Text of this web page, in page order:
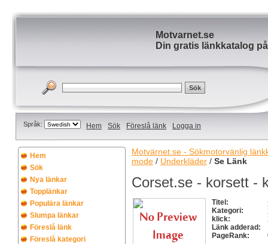
Motvarnet.se
Din gratis länkkatalog
Språk: Hem Sök Föreslå länk Logga in
Hem
Sök
Nya länkar
Topplänkar
Populära länkar
Slumpa länkar
Föreslå länk
Föreslå kategori
Motvärnet.se - Sökmotorvänlig
mode / Underkläder / Se Länk
Corset.se - korsett -
Titel:
Kategori:
klick:
Länk adderad:
PageRank: